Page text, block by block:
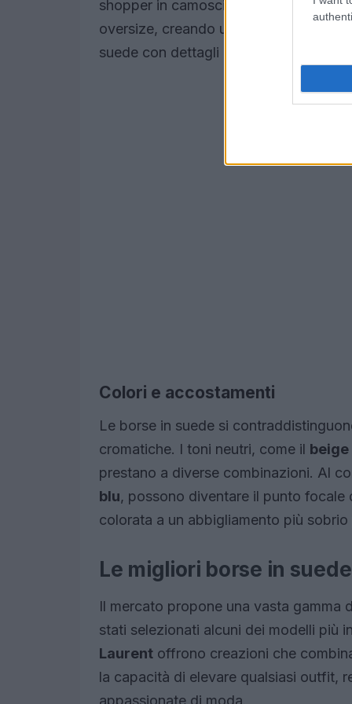
shopper in camoscio marrone può
oversize, creando un look rilassato e
suede con dettagli metallici può
Colori e accostamenti
Le borse in suede si
cromatiche. I toni neutri, come il beige
prestano a diverse combinazioni. Al
blu, possono diventare il punto
colorata a un abbigliamento più
Le migliori borse in suede
Il mercato propone una vasta gamma
stati selezionati alcuni dei modelli più
Laurent offrono creazioni che
la capacità di elevare qualsiasi outfit,